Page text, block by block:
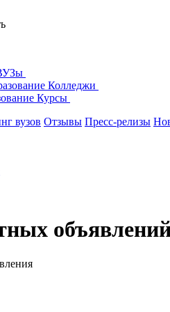
Колледжи
Курсы
вузов Отзывы Пресс-релизы